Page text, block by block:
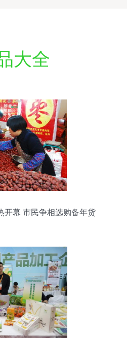
大全
开幕 市民争相选购备年货